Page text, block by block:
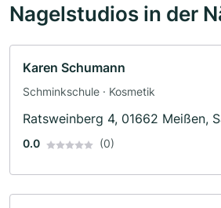
Nagelstudios in der
Karen Schumann
Schminkschule · Kosmetik
Ratsweinberg 4, 01662 Meißen,
0.0 (0)